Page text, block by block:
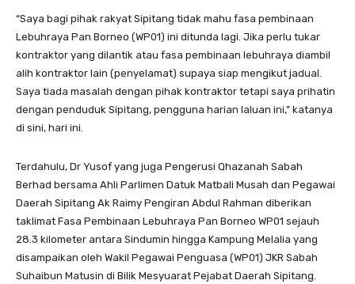
“Saya bagi pihak rakyat Sipitang tidak mahu fasa pembinaan
Lebuhraya Pan Borneo (WP01) ini ditunda lagi. Jika perlu tukar
kontraktor yang dilantik atau fasa pembinaan lebuhraya diambil
alih kontraktor lain (penyelamat) supaya siap mengikut jadual.
Saya tiada masalah dengan pihak kontraktor tetapi saya prihatin
dengan penduduk Sipitang, pengguna harian laluan ini,” katanya
di sini, hari ini.
Terdahulu, Dr Yusof yang juga Pengerusi Qhazanah Sabah
Berhad bersama Ahli Parlimen Datuk Matbali Musah dan Pegawai
Daerah Sipitang Ak Raimy Pengiran Abdul Rahman diberikan
taklimat Fasa Pembinaan Lebuhraya Pan Borneo WP01 sejauh
28.3 kilometer antara Sindumin hingga Kampung Melalia yang
disampaikan oleh Wakil Pegawai Penguasa (WP01) JKR Sabah
Suhaibun Matusin di Bilik Mesyuarat Pejabat Daerah Sipitang.